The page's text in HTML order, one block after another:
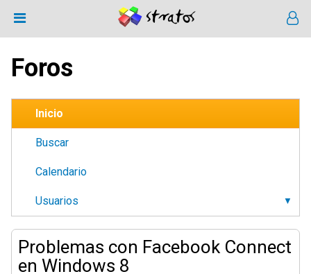
Foros
Inicio
Buscar
Calendario
Usuarios
Problemas con Facebook Connect
en Windows 8